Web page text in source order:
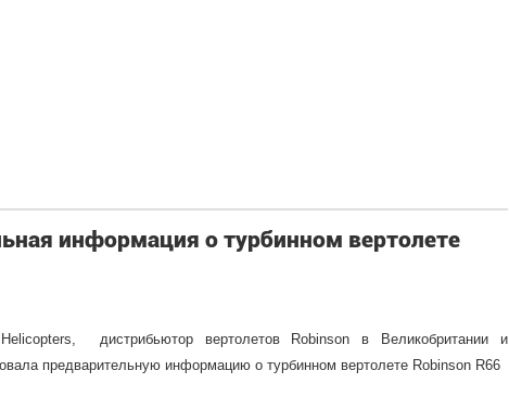
информация о турбинном вертолете
дистрибьютор вертолетов Robinson в Великобритании и
предварительную информацию о турбинном вертолете Robinson R66